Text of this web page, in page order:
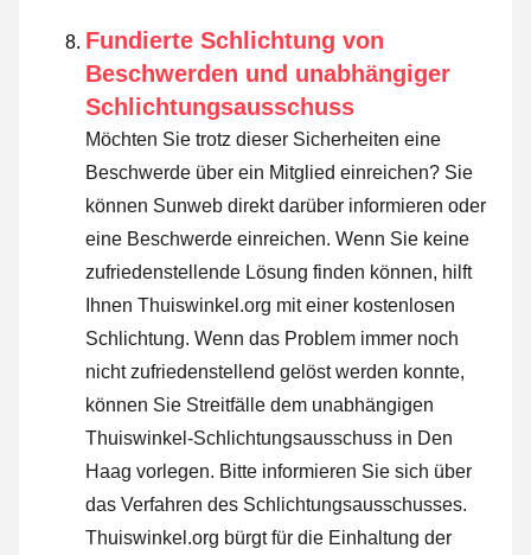
Fundierte Schlichtung von
Beschwerden und unabhängiger
Schlichtungsausschuss
Möchten Sie trotz dieser Sicherheiten eine
Beschwerde über ein Mitglied einreichen? Sie
können Sunweb direkt darüber informieren oder
eine Beschwerde einreichen. Wenn Sie keine
zufriedenstellende Lösung finden können, hilft
Ihnen Thuiswinkel.org mit einer kostenlosen
Schlichtung. Wenn das Problem immer noch
nicht zufriedenstellend gelöst werden konnte,
können Sie Streitfälle dem unabhängigen
Thuiswinkel-Schlichtungsausschuss in Den
Haag vorlegen. Bitte informieren Sie sich über
das Verfahren des Schlichtungsausschusses.
Thuiswinkel.org bürgt für die Einhaltung der